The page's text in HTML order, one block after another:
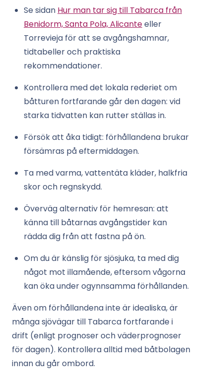
Se sidan Hur man tar sig till Tabarca från
Benidorm, Santa Pola, Alicanteeller
Torrevieja för att se avgångshamnar,
tidtabeller och praktiska
rekommendationer.
Kontrollera med det lokala rederiet om
båtturen fortfarande går den dagen: vid
starka tidvatten kan rutter ställas in.
Försök att åka tidigt: förhållandena brukar
försämras på eftermiddagen.
Ta med varma, vattentäta kläder, halkfria
skor och regnskydd.
Överväg alternativ för hemresan: att
känna till båtarnas avgångstider kan
rädda dig från att fastna på ön.
Om du är känslig för sjösjuka, ta med dig
något mot illamående, eftersom vågorna
kan öka under ogynnsamma förhållanden.
Även om förhållandena inte är idealiska, är
många sjövägar till Tabarca fortfarande i
drift (enligt prognoser och väderprognoser
för dagen). Kontrollera alltid med båtbolagen
innan du går ombord.